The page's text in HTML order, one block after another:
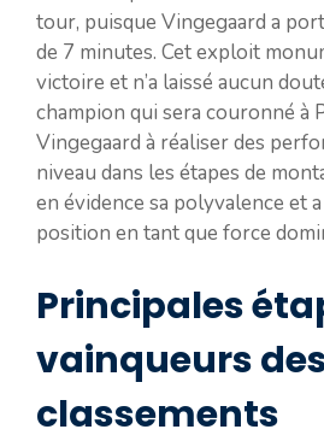
tour, puisque Vingegaard a
de 7 minutes. Cet exploit
victoire et n’a laissé aucun
champion qui sera couronné à
Vingegaard à réaliser des
niveau dans les étapes de
en évidence sa polyvalence et
position en tant que force
Principales
vainqueurs
classements